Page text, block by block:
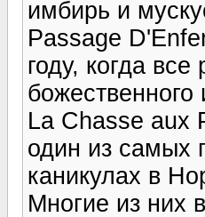
имбирь и
Passage
году, когда
божественного
La Chasse aux
один из самых
каникулах в
Многие из них